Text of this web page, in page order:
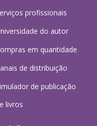
profissionais
do autor
em quantidade
de distribuição
de publicação
livros